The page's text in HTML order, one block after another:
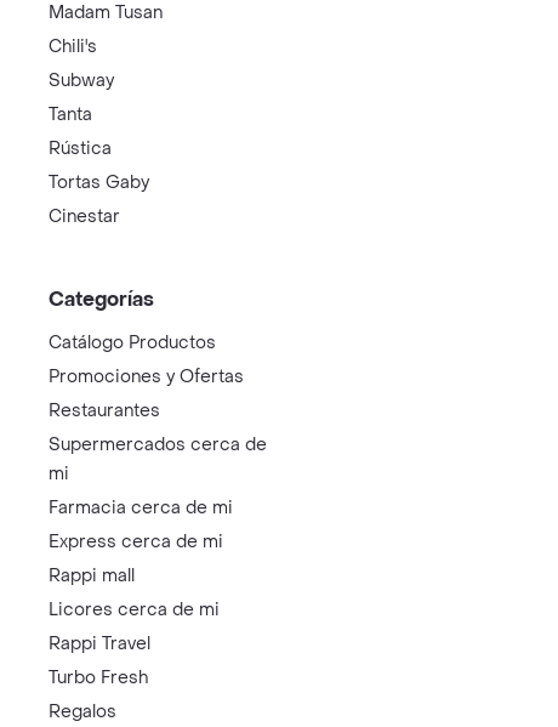
Madam Tusan
Chili's
Subway
Tanta
Rústica
Tortas Gaby
Cinestar
Categorías
Catálogo Productos
Promociones y Ofertas
Restaurantes
Supermercados cerca de
mi
Farmacia cerca de mi
Express cerca de mi
Rappi mall
Licores cerca de mi
Rappi Travel
Turbo Fresh
Regalos